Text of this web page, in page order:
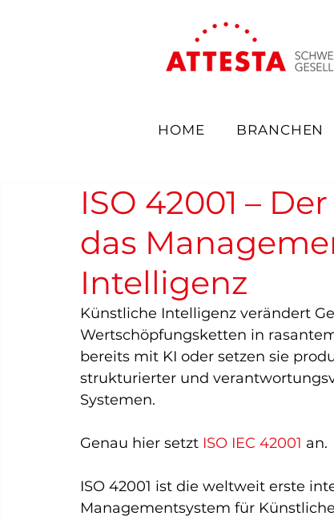
HOME BRANCHEN
ISO 42001 –
das
Intelligenz
Künstliche Intelligenz verändert
Wertschöpfungsketten in
bereits mit KI oder setzen sie
strukturierter und
Systemen.
Genau hier setzt ISO IEC 42001 an.
ISO 42001 ist die weltweit erste
Managementsystem für